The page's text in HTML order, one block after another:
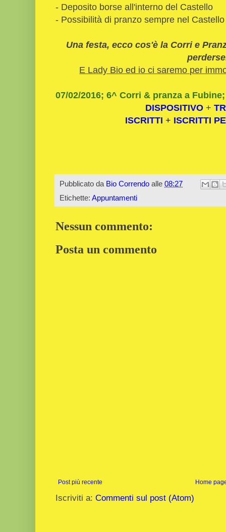
- Deposito borse all'interno del Castello
- Possibilità di pranzo sempre nel
Una festa, ecco cos'è la Corri e
E Lady Bio ed io ci saremo per
07/02/2016; 6^ Corri & pranza a
DISPOSITIVO +
ISCRITTI + ISCRITTI
Pubblicato da Bio Correndo alle 08:27
Etichette: Appuntamenti
Nessun commento:
Posta un commento
Post più recente Home
Iscriviti a: Commenti sul post (Atom)